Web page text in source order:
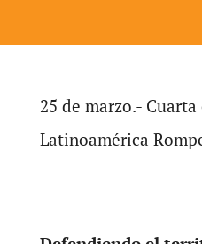
25 de marzo.-
Latinoamérica